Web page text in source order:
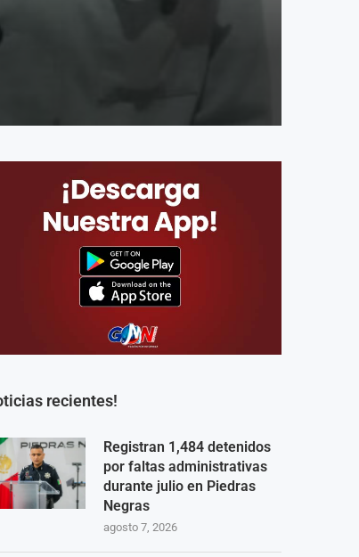
recientes!
Registran 1,484 detenidos
por faltas administrativas
durante julio en Piedras
Negras
agosto 7, 2026